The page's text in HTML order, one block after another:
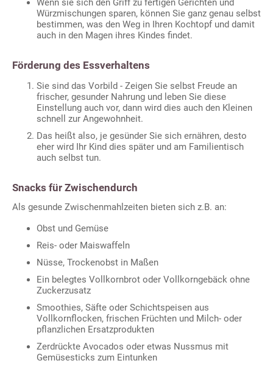
Wenn sie sich den Griff zu fertigen Gerichten und
Würzmischungen sparen, können Sie ganz genau selbst
bestimmen, was den Weg in Ihren Kochtopf und damit
auch in den Magen ihres Kindes findet.
Förderung des Essverhaltens
Sie sind das Vorbild - Zeigen Sie selbst Freude an
frischer, gesunder Nahrung und leben Sie diese
Einstellung auch vor, dann wird dies auch den Kleinen
schnell zur Angewohnheit.
Das heißt also, je gesünder Sie sich ernähren, desto
eher wird Ihr Kind dies später und am Familientisch
auch selbst tun.
Snacks für Zwischendurch
Als gesunde Zwischenmahlzeiten bieten sich z.B. an:
Obst und Gemüse
Reis- oder Maiswaffeln
Nüsse, Trockenobst in Maßen
Ein belegtes Vollkornbrot oder Vollkorngebäck ohne
Zuckerzusatz
Smoothies, Säfte oder Schichtspeisen aus
Vollkornflocken, frischen Früchten und Milch- oder
pflanzlichen Ersatzprodukten
Zerdrückte Avocados oder etwas Nussmus mit
Gemüsesticks zum Eintunken